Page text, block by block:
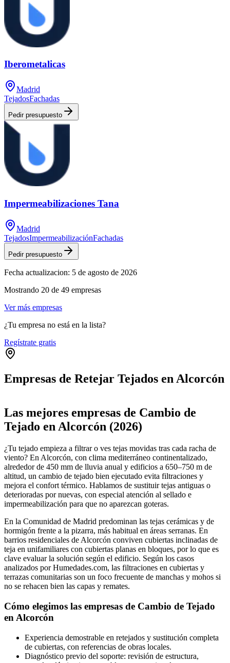
Iberometalicas
Madrid
TejadosFachadas
Pedir presupuesto
Impermeabilizaciones Tana
Madrid
TejadosImpermeabilizaciónFachadas
Pedir presupuesto
Fecha actualizacion: 5 de agosto de 2026
Mostrando 20 de 49 empresas
Ver más empresas
¿Tu empresa no está en la lista?
Regístrate gratis
Empresas de Retejar Tejados en Alcorcón
+
−
Las mejores empresas de Cambio de
Tejado en Alcorcón (2026)
¿Tu tejado empieza a filtrar o ves tejas movidas tras cada racha de
viento? En Alcorcón, con clima mediterráneo continentalizado,
alrededor de 450 mm de lluvia anual y edificios a 650–750 m de
altitud, un cambio de tejado bien ejecutado evita filtraciones y
mejora el confort térmico. Hablamos de sustituir tejas antiguas o
deterioradas por nuevas, con especial atención al sellado e
impermeabilización para que no aparezcan goteras.
En la Comunidad de Madrid predominan las tejas cerámicas y de
hormigón frente a la pizarra, más habitual en áreas serranas. En
barrios residenciales de Alcorcón conviven cubiertas inclinadas de
teja en unifamiliares con cubiertas planas en bloques, por lo que es
clave evaluar la solución según el edificio. Según los casos
analizados por Humedades.com, las filtraciones en cubiertas y
terrazas comunitarias son un foco frecuente de manchas y mohos si
no se rehacen bien las capas y remates.
Cómo elegimos las empresas de Cambio de Tejado
en Alcorcón
Experiencia demostrable en retejados y sustitución completa
de cubiertas, con referencias de obras locales.
Diagnóstico previo del soporte: revisión de estructura,